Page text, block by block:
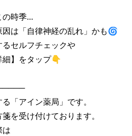
の時季…
因は「自律神経の乱れ」かも🌀
セルフチェックや
細】をタップ👇
「アイン薬局」です。
を受け付けております。
は